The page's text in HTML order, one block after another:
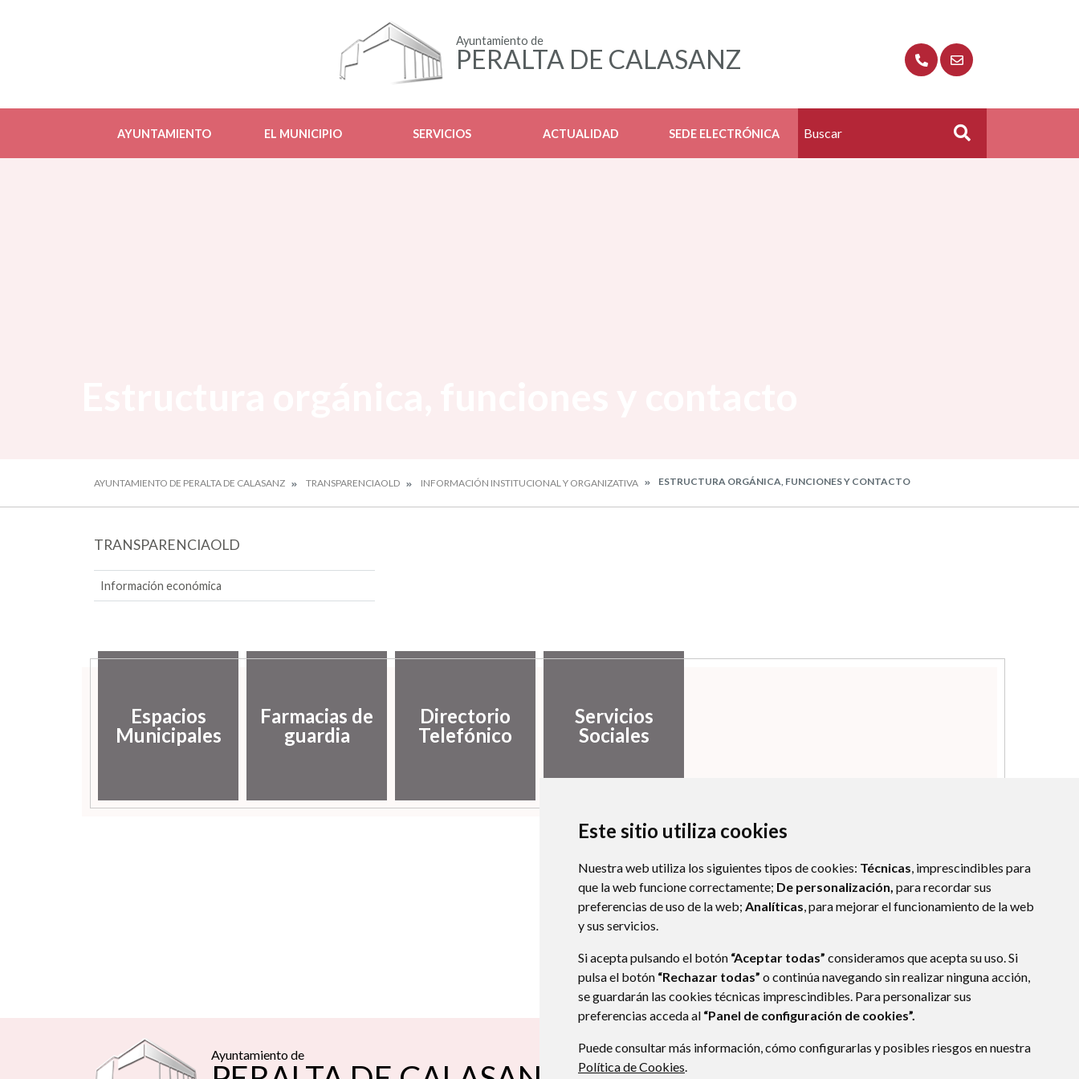
Este sitio utiliza cookies
Nuestra web utiliza los siguientes tipos de cookies: Técnicas, imprescindibles para
que la web funcione correctamente; De personalización, para recordar sus
preferencias de uso de la web; Analíticas, para mejorar el funcionamiento de la web
y sus servicios.
Si acepta pulsando el botón “Aceptar todas” consideramos que acepta su uso. Si
pulsa el botón “Rechazar todas” o continúa navegando sin realizar ninguna acción,
se guardarán las cookies técnicas imprescindibles. Para personalizar sus
preferencias acceda al “Panel de configuración de cookies”.
Puede consultar más información, cómo configurarlas y posibles riesgos en nuestra
Política de Cookies.
Ayuntamiento de
PERALTA DE CALASANZ
AYUNTAMIENTO EL MUNICIPIO SERVICIOS ACTUALIDAD SEDE ELECTRÓNICA Buscar
AYUNTAMIENTO DE PERALTA DE CALASANZ TRANSPARENCIAOLD INFORMACIÓN INSTITUCIONAL Y ORGANIZATIVA ESTRUCTURA ORGÁNICA, FUNCIONES Y CONTACTO
TRANSPARENCIAOLD
Información económica
Espacios
Municipales
Farmacias de
guardia
Directorio
Telefónico
Servicios
Sociales
Ayuntamiento de
Plaza Mayor, nº 1